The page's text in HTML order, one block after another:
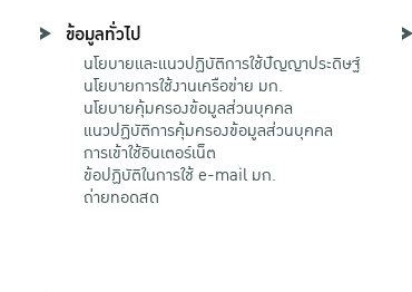
ข้อมูลทั่วไป
นโยบายและแนวปฏิบัติการใช้ปัญญาประดิษฐ์
นโยบายการใช้งานเครือข่าย มก.
นโยบายคุ้มครองข้อมูลส่วนบุคคล
แนวปฏิบัติการคุ้มครองข้อมูลส่วนบุคคล
การเข้าใช้อินเตอร์เน็ต
ข้อปฏิบัติในการใช้ e-mail มก.
ถ่ายทอดสด